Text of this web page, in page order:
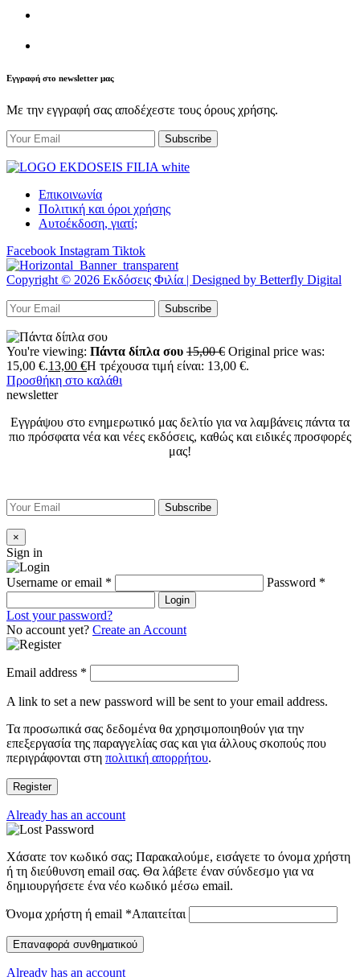
Εγγραφή στο newsletter μας
Με την εγγραφή σας αποδέχεστε τους όρους χρήσης.
Επικοινωνία
Πολιτική και όροι χρήσης
Αυτοέκδοση, γιατί;
Facebook Instagram Tiktok
Copyright © 2026 Εκδόσεις Φιλία | Designed by Betterfly Digital
You're viewing: Πάντα δίπλα σου 15,00€ Original price was:
15,00 €.13,00 €Η τρέχουσα τιμή είναι: 13,00 €.
Προσθήκη στο καλάθι
newsletter
Εγγράψου στο ενημερωτικό μας δελτίο για να λαμβάνεις πάντα τα
πιο πρόσφατα νέα και νέες εκδόσεις, καθώς και ειδικές προσφορές
μας!
×
Sign in
Username or email * Password *
Login
Lost your password?
No account yet? Create an Account
Email address *
A link to set a new password will be sent to your email address.
Τα προσωπικά σας δεδομένα θα χρησιμοποιηθούν για την
επεξεργασία της παραγγελίας σας και για άλλους σκοπούς που
περιγράφονται στη πολιτική απορρήτου.
Register
Already has an account
Χάσατε τον κωδικό σας; Παρακαλούμε, εισάγετε το όνομα χρήστη
ή τη διεύθυνση email σας. Θα λάβετε έναν σύνδεσμο για να
δημιουργήσετε ένα νέο κωδικό μέσω email.
Όνομα χρήστη ή email *Απαιτείται
Επαναφορά συνθηματικού
Already has an account